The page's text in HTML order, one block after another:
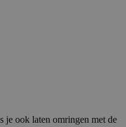
ook laten omringen met de